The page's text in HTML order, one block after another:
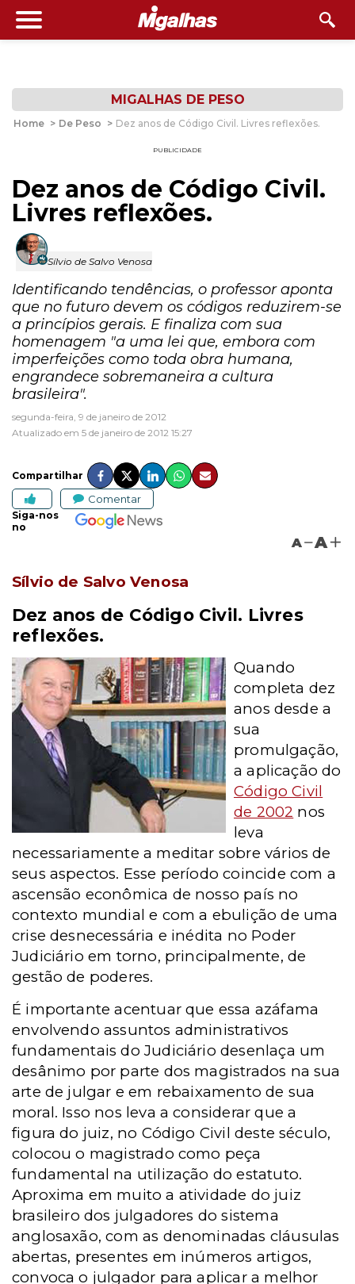
MIGALHAS DE PESO
Home > De Peso > Dez anos de Código Civil. Livres reflexões.
PUBLICIDADE
Dez anos de Código Civil.
Livres reflexões.
Sílvio de Salvo Venosa
Identificando tendências, o professor aponta
que no futuro devem os códigos reduzirem-se
a princípios gerais. E finaliza com sua
homenagem "a uma lei que, embora com
imperfeições como toda obra humana,
engrandece sobremaneira a cultura
brasileira".
segunda-feira, 9 de janeiro de 2012
Atualizado em 5 de janeiro de 2012 15:27
Compartilhar
Comentar
Siga-nos
no
A A
Sílvio de Salvo Venosa
Dez anos de Código Civil. Livres
reflexões.
Quando
completa dez
anos desde a
sua
promulgação,
a aplicação do
Código Civil
de 2002 nos
leva
necessariamente a meditar sobre vários de
seus aspectos. Esse período coincide com a
ascensão econômica de nosso país no
contexto mundial e com a ebulição de uma
crise desnecessária e inédita no Poder
Judiciário em torno, principalmente, de
gestão de poderes.
É importante acentuar que essa azáfama
envolvendo assuntos administrativos
fundamentais do Judiciário desenlaça um
desânimo por parte dos magistrados na sua
arte de julgar e em rebaixamento de sua
moral. Isso nos leva a considerar que a
figura do juiz, no Código Civil deste século,
colocou o magistrado como peça
fundamental na utilização do estatuto.
Aproxima em muito a atividade do juiz
brasileiro dos julgadores do sistema
anglosaxão, com as denominadas cláusulas
abertas, presentes em inúmeros artigos,
convoca o julgador para aplicar a melhor